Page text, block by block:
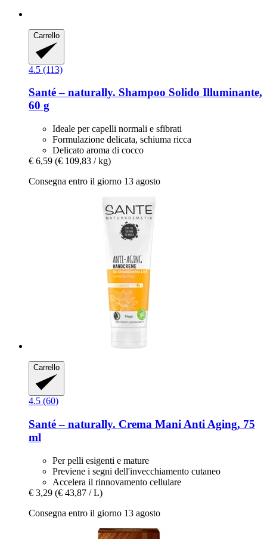
Carrello
4.5 (113)
Santé – naturally. Shampoo Solido Illuminante,
60 g
Ideale per capelli normali e sfibrati
Formulazione delicata, schiuma ricca
Delicato aroma di cocco
€ 6,59 (€ 109,83 / kg)
Consegna entro il giorno 13 agosto
Carrello
4.5 (60)
Santé – naturally. Crema Mani Anti Aging, 75
ml
Per pelli esigenti e mature
Previene i segni dell'invecchiamento cutaneo
Accelera il rinnovamento cellulare
€ 3,29 (€ 43,87 / L)
Consegna entro il giorno 13 agosto